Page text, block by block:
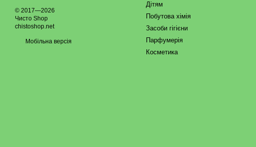
© 2017—2026
Чисто Shop
chistoshop.net
Мобільна версія
Дітям
Побутова хімія
Засоби гігієни
Парфумерія
Косметика